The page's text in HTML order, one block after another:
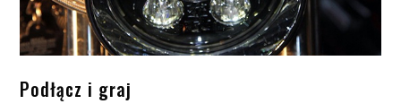
Podłącz i graj